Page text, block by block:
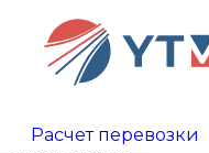
Расчет перевозки